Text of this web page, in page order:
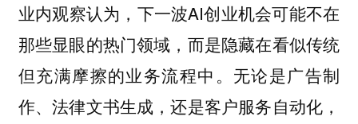
业内观察认为，下一波AI创业机会可能不在
那些显眼的热门领域，而是隐藏在看似传统
但充满摩擦的业务流程中。无论是广告制
作、法律文书生成，还是客户服务自动化，